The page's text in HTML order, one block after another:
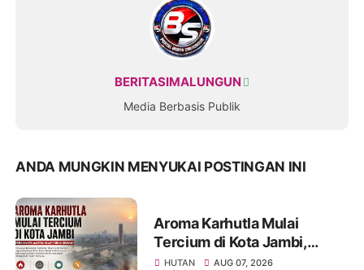
BERITASIMALUNGUN
Media Berbasis Publik
ANDA MUNGKIN MENYUKAI POSTINGAN INI
Aroma Karhutla Mulai
Tercium di Kota Jambi,
Warga Diminta Waspada
HUTAN AUG 07, 2026